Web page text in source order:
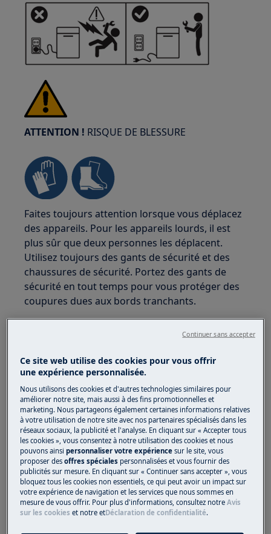
ATTENTION ! RISQUE DE BLESSURE
Faites toujours attention lorsque vous déplacez
des appareils. Pour les appareils lourds, il est
plus sûr que deux personnes les déplacent.
Utilisez toujours des gants de sécurité et des
chaussures de sécurité. Portez des gants de
sécurité en tout temps pour vous protéger des
coupures dues aux bords tranchants.
ATTENTION ! RISQUE DE BLESSURE AUX YEUX
Portez des lunettes de sécurité si vous effectuez
des travaux de maintenance ou de réparation
impliquant des ressorts.
Ce site web utilise des cookies pour vous offrir
une expérience personnalisée.
Nous utilisons des cookies et d'autres technologies similaires pour
améliorer notre site, mais aussi à des fins promotionnelles et
marketing. Nous partageons également certaines informations relatives
à votre utilisation de notre site avec nos partenaires spécialisés dans les
réseaux sociaux, la publicité et l'analyse. En cliquant sur « Accepter tous
les cookies », vous consentez à notre utilisation des cookies et nous
pouvons ainsipersonnaliser votre expériencesur le site, vous
proposer desoffres spéciales personnalisées et vous fournir des
publicités sur mesure. En cliquant sur « Continuer sans accepter », vous
bloquez tous les cookies non essentiels, ce qui peut avoir un impact sur
votre expérience de navigation et les services que nous sommes en
mesure de vous offrir. Pour plus d'informations, consultez notreAvis
sur les cookies et notreetDéclaration de confidentialité.
Continuer sans accepter